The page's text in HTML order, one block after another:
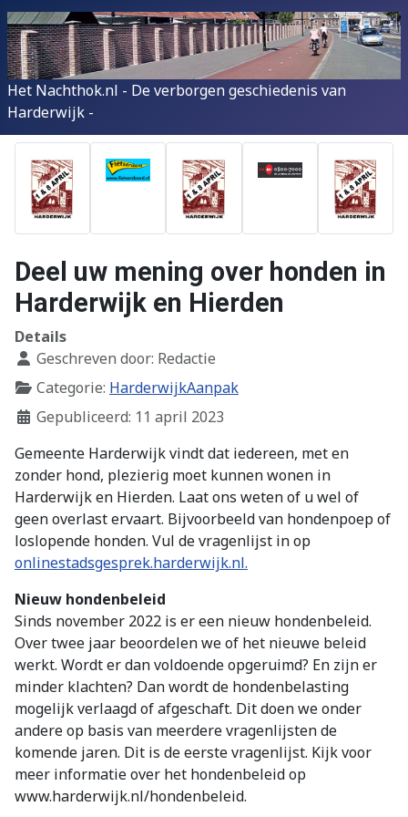
Het Nachthok.nl - De verborgen geschiedenis van
Harderwijk -
Deel uw mening over honden in
Harderwijk en Hierden
Details
Geschreven door: Redactie
Categorie: HarderwijkAanpak
Gepubliceerd: 11 april 2023
Gemeente Harderwijk vindt dat iedereen, met en
zonder hond, plezierig moet kunnen wonen in
Harderwijk en Hierden. Laat ons weten of u wel of
geen overlast ervaart. Bijvoorbeeld van hondenpoep of
loslopende honden. Vul de vragenlijst in op
onlinestadsgesprek.harderwijk.nl.
Nieuw hondenbeleid
Sinds november 2022 is er een nieuw hondenbeleid.
Over twee jaar beoordelen we of het nieuwe beleid
werkt. Wordt er dan voldoende opgeruimd? En zijn er
minder klachten? Dan wordt de hondenbelasting
mogelijk verlaagd of afgeschaft. Dit doen we onder
andere op basis van meerdere vragenlijsten de
komende jaren. Dit is de eerste vragenlijst. Kijk voor
meer informatie over het hondenbeleid op
www.harderwijk.nl/hondenbeleid.